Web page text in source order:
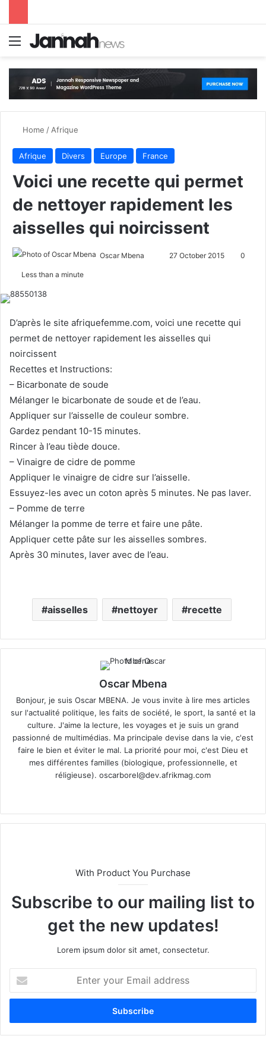
Menu
Home / Afrique
Afrique Divers Europe France
Voici une recette qui permet
de nettoyer rapidement les
aisselles qui noircissent
Oscar Mbena
n
e
27 October 2015 0
Less than a minute
D’après le site afriquefemme.com, voici une recette qui
permet de nettoyer rapidement les aisselles qui
noircissent
Recettes et Instructions:
– Bicarbonate de soude
Mélanger le bicarbonate de soude et de l’eau.
Appliquer sur l’aisselle de couleur sombre.
Gardez pendant 10-15 minutes.
Rincer à l’eau tiède douce.
– Vinaigre de cidre de pomme
Appliquer le vinaigre de cidre sur l’aisselle.
Essuyez-les avec un coton après 5 minutes. Ne pas laver.
– Pomme de terre
Mélanger la pomme de terre et faire une pâte.
Appliquer cette pâte sur les aisselles sombres.
Après 30 minutes, laver avec de l’eau.
aisselles nettoyer recette
Oscar Mbena
Bonjour, je suis Oscar MBENA. Je vous invite à lire mes articles
sur l'actualité politique, les faits de société, le sport, la santé et la
culture. J'aime la lecture, les voyages et je suis un grand
passionné de multimédias. Ma principale devise dans la vie, c'est
faire le bien et éviter le mal. La priorité pour moi, c'est Dieu et
mes différentes familles (biologique, professionnelle, et
réligieuse). oscarborel@dev.afrikmag.com
te
With Product You Purchase
Subscribe to our mailing list to
get the new updates!
Lorem ipsum dolor sit amet, consectetur.
t
r
y